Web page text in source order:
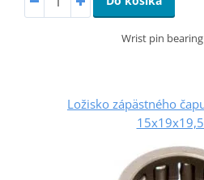
Wrist pin bearing
Ložisko zápästného